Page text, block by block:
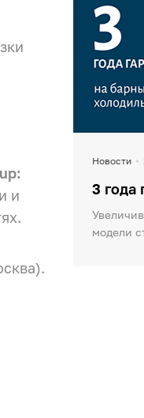
и
Новости
3 года
модели